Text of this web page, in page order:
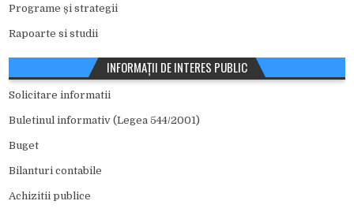
Programe și strategii
Rapoarte si studii
INFORMAȚII DE INTERES PUBLIC
Solicitare informatii
Buletinul informativ (Legea 544/2001)
Buget
Bilanturi contabile
Achizitii publice